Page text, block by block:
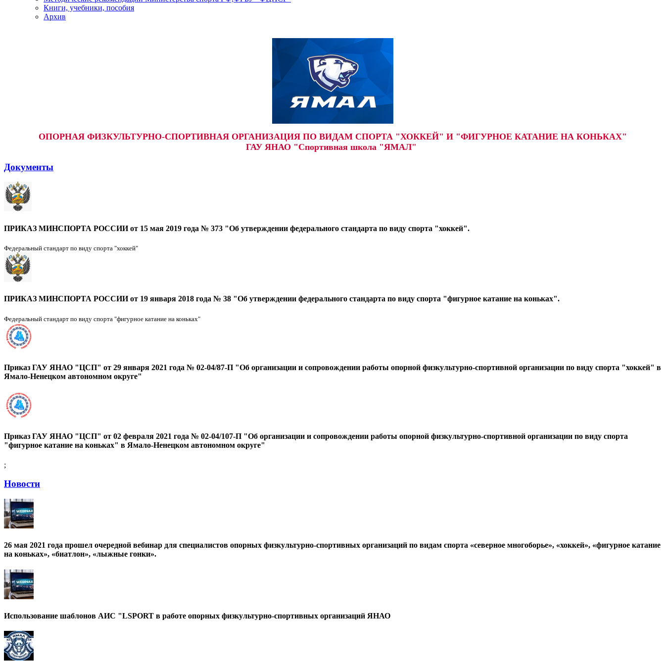
Книги, учебники, пособия
Архив
ОПОРНАЯ ФИЗКУЛЬТУРНО-СПОРТИВНАЯ ОРГАНИЗАЦИЯ ПО ВИДАМ СПОРТА "ХОККЕЙ" И "ФИГУРНОЕ КАТАНИЕ НА КОНЬКАХ"
ГАУ ЯНАО "Спортивная школа "ЯМАЛ"
Документы
ПРИКАЗ МИНСПОРТА РОССИИ от 15 мая 2019 года № 373 "Об утверждении федерального стандарта по виду спорта "хоккей".
Федеральный стандарт по виду спорта "хоккей"
ПРИКАЗ МИНСПОРТА РОССИИ от 19 января 2018 года № 38 "Об утверждении федерального стандарта по виду спорта "фигурное катание на коньках".
Федеральный стандарт по виду спорта "фигурное катание на коньках"
Приказ ГАУ ЯНАО "ЦСП" от 29 января 2021 года № 02-04/87-П "Об организации и сопровождении работы опорной физкультурно-спортивной организации по виду спорта "хоккей" в
Ямало-Ненецком автономном округе"
Приказ ГАУ ЯНАО "ЦСП" от 02 февраля 2021 года № 02-04/107-П "Об организации и сопровождении работы опорной физкультурно-спортивной организации по виду спорта
"фигурное катание на коньках" в Ямало-Ненецком автономном округе"
;
Новости
26 мая 2021 года прошел очередной вебинар для специалистов опорных физкультурно-спортивных организаций по видам спорта «северное многоборье», «хоккей», «фигурное катание
на коньках», «биатлон», «лыжные гонки».
Использование шаблонов АИС "LSPORT в работе опорных физкультурно-спортивных организаций ЯНАО